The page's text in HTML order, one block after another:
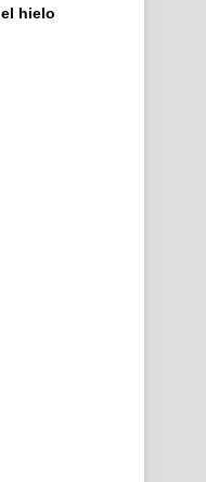
hielo